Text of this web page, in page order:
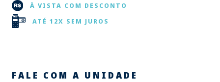
À VISTA COM DESCONTO
ATÉ 12X SEM JUROS
FALE COM A UNIDADE